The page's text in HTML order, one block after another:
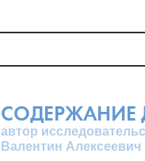
СОДЕРЖАНИЕ
автор
Валентин Алексеевич